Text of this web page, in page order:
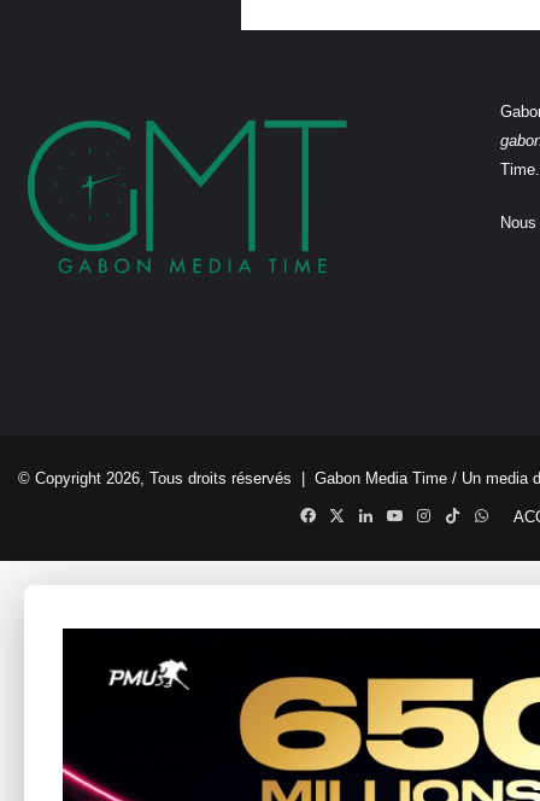
Time.
© Copyright 2026, Tous droits réservés | Gabon Media Time / Un media
Facebook
X LinkedinYouTubeInstagram
TikTok